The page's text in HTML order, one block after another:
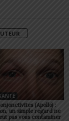
(Apollo) :
un simple regard ne
pas vous contaminer